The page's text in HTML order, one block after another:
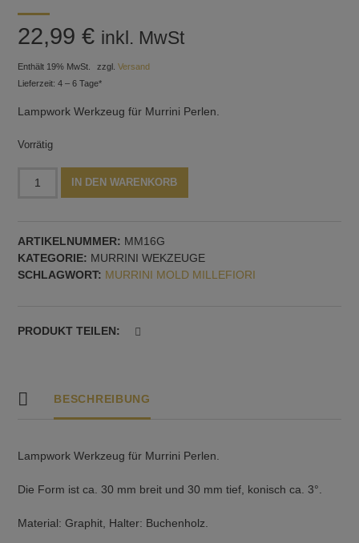
22,99€ inkl. MwSt
Enthält 19% MwSt. zzgl.Versand
Lieferzeit: 4 – 6 Tage*
Lampwork Werkzeug für Murrini Perlen.
Vorrätig
16
Menge
IN DEN WARENKORB
ARTIKELNUMMER: MM16G
KATEGORIE: MURRINI WEKZEUGE
SCHLAGWORT: MURRINI MOLD MILLEFIORI
PRODUKT TEILEN:
BESCHREIBUNG
Lampwork Werkzeug für Murrini Perlen.
Die Form ist ca. 30 mm breit und 30 mm tief, konisch ca. 3°.
Material: Graphit, Halter: Buchenholz.